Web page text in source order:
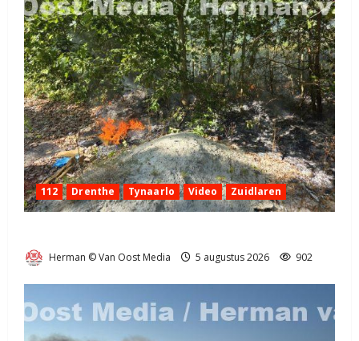
112 Drenthe Tynaarlo Video Zuidlaren
Herman © Van Oost Media 5 augustus 2026 902